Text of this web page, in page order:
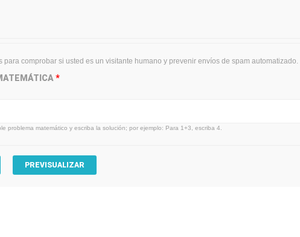
para comprobar si usted es un visitante humano y prevenir envíos de spam automatizado.
*
problema matemático y escriba la solución; por ejemplo: Para 1+3, escriba 4.